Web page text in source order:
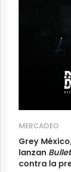
MERCADEO
Grey
lanzan
contra la